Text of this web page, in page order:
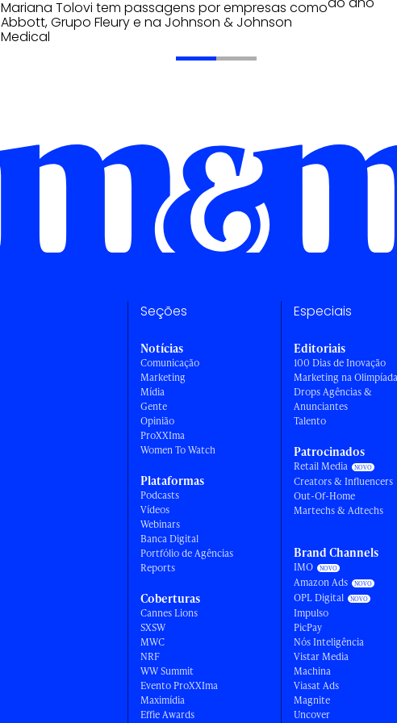
Mariana Tolovi tem passagens por empresas como
Abbott, Grupo Fleury e na Johnson & Johnson
Medical
Seções
Notícias
Comunicação
Marketing
Mídia
Gente
Opinião
ProXXIma
Women To Watch
Plataformas
Podcasts
Vídeos
Webinars
Banca Digital
Portfólio de Agências
Reports
Coberturas
Cannes Lions
SXSW
MWC
NRF
WW Summit
Evento ProXXIma
Maximídia
Effie Awards
Especiais
Editoriais
100 Dias de Inovação
Marketing na Olimpíada
Drops Agências &
Anunciantes
Talento
Patrocinados
Retail Media
Creators & Influencers
Out-Of-Home
Martechs & Adtechs
Brand Channels
IMO
Amazon Ads
OPL Digital
Impulso
PicPay
Nós Inteligência
Vistar Media
Machina
Viasat Ads
Magnite
Uncover